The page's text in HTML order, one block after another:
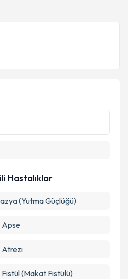
e-posta ile bilgilendireceğiz.
işlenmesine ilişkinAydınlatma
ve kişisel verilerimin belirtilen
kabul ediyorum.
Hastalıklar
(Yutma Güçlüğü)
Apse
Atrezi
(Makat Fistülü)